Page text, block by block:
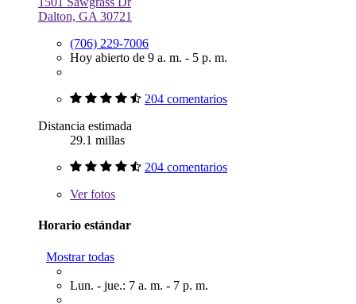
Dalton, GA 30721
(706) 229-7006
Hoy abierto de 9 a. m. - 5 p. m.
204 comentarios
Distancia estimada
29.1 millas
204 comentarios
Verfotos
Horario estándar
Mostrar todas
Lun. - jue.: 7 a. m. - 7 p. m.